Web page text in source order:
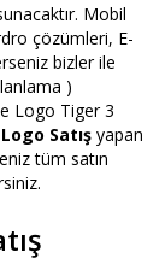
Mobil
çözümleri, E-
bizler ile
)
Logo Tiger 3
Satış yapan
tüm satın